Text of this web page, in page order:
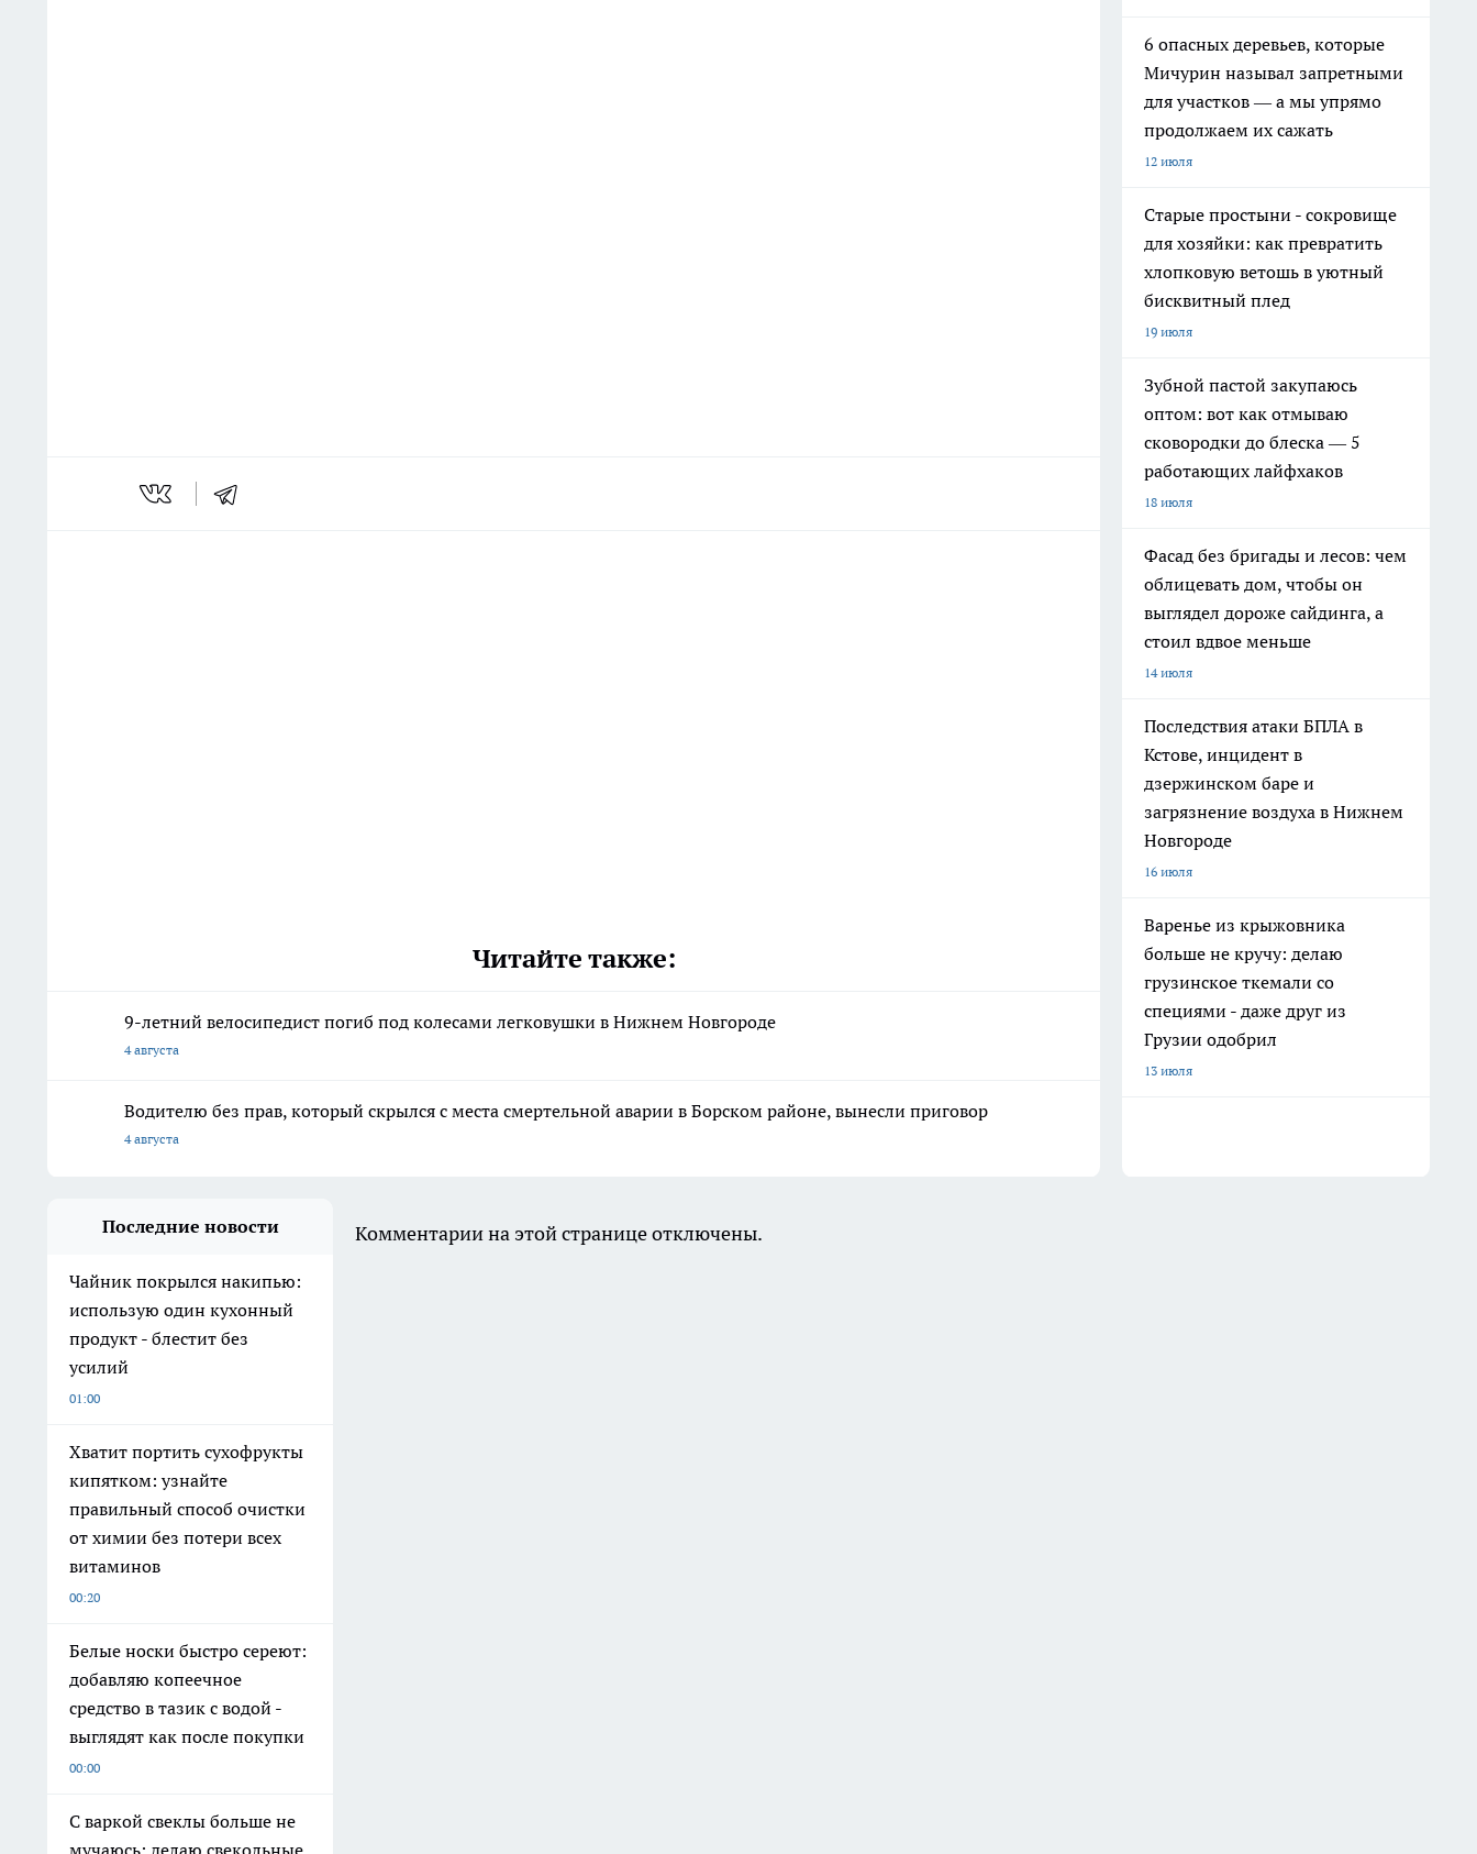
Читайте также:
9-летний велосипедист погиб под колесами легковушки в Нижнем Новгороде
4 августа
Водителю без прав, который скрылся с места смертельной аварии в Борском районе, вынесли приговор
4 августа
6 опасных деревьев, которые
Мичурин называл запретными
для участков — а мы упрямо
продолжаем их сажать
12 июля
Старые простыни - сокровище
для хозяйки: как превратить
хлопковую ветошь в уютный
бисквитный плед
19 июля
Зубной пастой закупаюсь
оптом: вот как отмываю
сковородки до блеска — 5
работающих лайфхаков
18 июля
Фасад без бригады и лесов: чем
облицевать дом, чтобы он
выглядел дороже сайдинга, а
стоил вдвое меньше
14 июля
Последствия атаки БПЛА в
Кстове, инцидент в
дзержинском баре и
загрязнение воздуха в Нижнем
Новгороде
16 июля
Варенье из крыжовника
больше не кручу: делаю
грузинское ткемали со
специями - даже друг из
Грузии одобрил
13 июля
Последние новости
Чайник покрылся накипью:
использую один кухонный
продукт - блестит без
усилий
01:00
Хватит портить сухофрукты
кипятком: узнайте
правильный способ очистки
от химии без потери всех
витаминов
00:20
Белые носки быстро сереют:
добавляю копеечное
средство в тазик с водой -
выглядят как после покупки
00:00
С варкой свеклы больше не
Комментарии на этой странице отключены.